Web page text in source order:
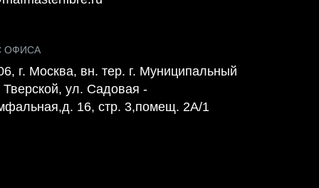
ОФИСА
г. Москва, вн. тер. г. Муниципальный
Тверской, ул. Садовая -
16, стр. 3,помещ. 2А/1